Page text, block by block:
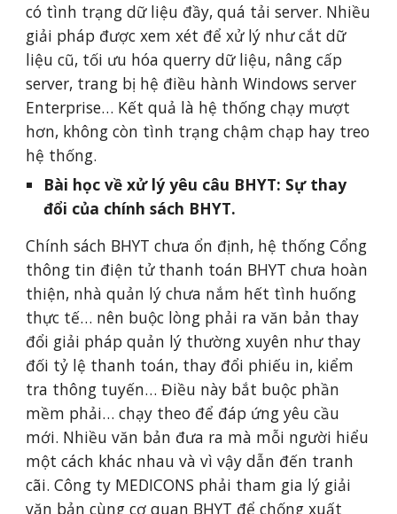
có tình trạng dữ liệu đầy, quá tải server. Nhiều
giải pháp được xem xét để xử lý như cắt dữ
liệu cũ, tối ưu hóa querry dữ liệu, nâng cấp
server, trang bị hệ điều hành Windows server
Enterprise… Kết quả là hệ thống chạy mượt
hơn, không còn tình trạng chậm chạp hay treo
hệ thống.
Bài học về xử lý yêu câu BHYT: Sự thay
đổi của chính sách BHYT.
Chính sách BHYT chưa ổn định, hệ thống Cổng
thông tin điện tử thanh toán BHYT chưa hoàn
thiện, nhà quản lý chưa nắm hết tình huống
thực tế… nên buộc lòng phải ra văn bản thay
đổi giải pháp quản lý thường xuyên như thay
đối tỷ lệ thanh toán, thay đổi phiếu in, kiểm
tra thông tuyến… Điều này bắt buộc phần
mềm phải… chạy theo để đáp ứng yêu cầu
mới. Nhiều văn bản đưa ra mà mỗi người hiểu
một cách khác nhau và vì vậy dẫn đến tranh
cãi. Công ty MEDICONS phải tham gia lý giải
văn bản cùng cơ quan BHYT để chống xuất